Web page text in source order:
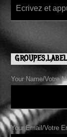
Your Name/Votre
Your Email/Votre